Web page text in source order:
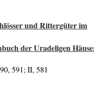
und Rittergüter im
der Uradeligen
591; II, 581